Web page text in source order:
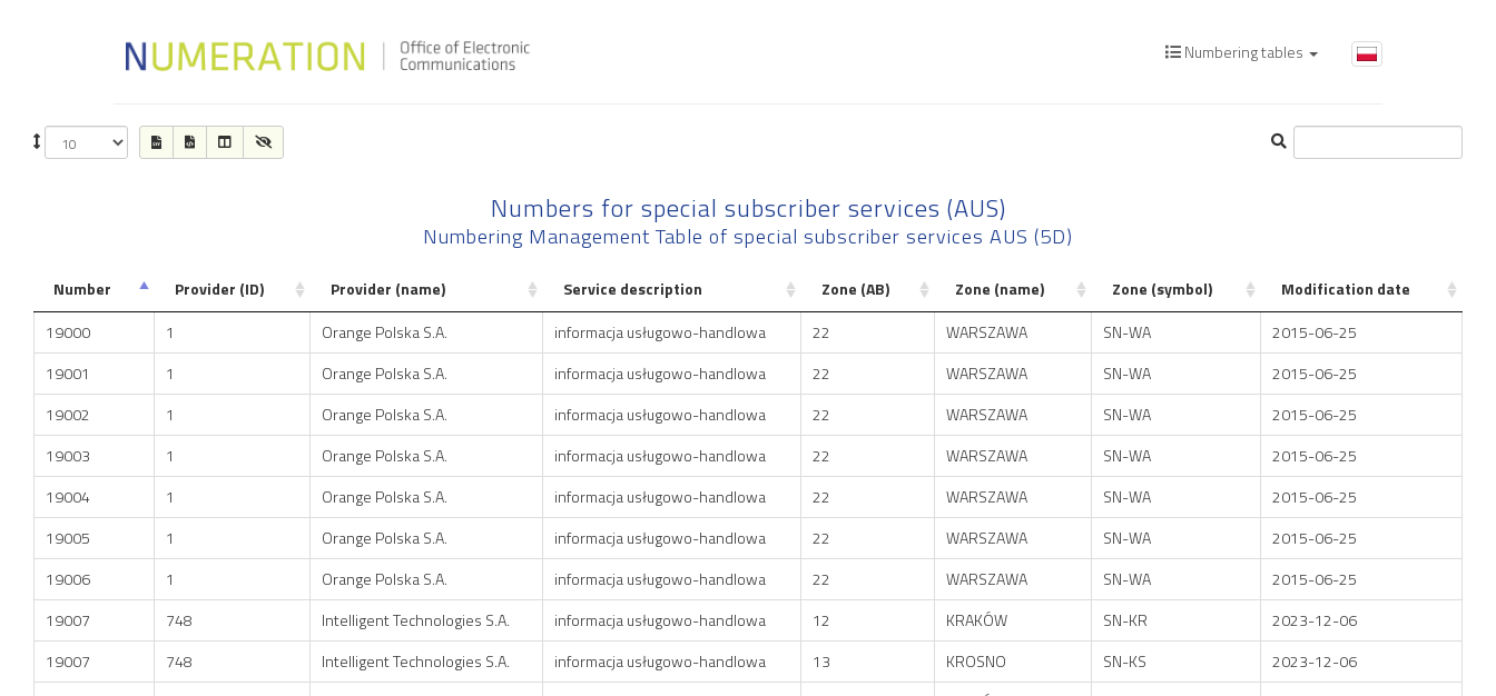
Numbering tables
Numbers for special subscriber services (AUS)
Numbering Management Table of special subscriber services AUS (5D)
Number Provider (ID) Provider (name) Service description Zone (AB) Zone (name) Zone (symbol)
Modification date
19000
1 Orange Polska S.A. informacja usługowo-handlowa 22 WARSZAWA SN-WA
2015-06-25
19001
1 Orange Polska S.A. informacja usługowo-handlowa 22 WARSZAWA SN-WA
2015-06-25
19002
1 Orange Polska S.A. informacja usługowo-handlowa 22 WARSZAWA SN-WA
2015-06-25
19003
1 Orange Polska S.A. informacja usługowo-handlowa 22 WARSZAWA SN-WA
2015-06-25
19004
1 Orange Polska S.A. informacja usługowo-handlowa 22 WARSZAWA SN-WA
2015-06-25
19005
1 Orange Polska S.A. informacja usługowo-handlowa 22 WARSZAWA SN-WA
2015-06-25
19006
1 Orange Polska S.A. informacja usługowo-handlowa 22 WARSZAWA SN-WA
2015-06-25
19007
748 Intelligent Technologies S.A. informacja usługowo-handlowa 12 KRAKÓW SN-KR
2023-12-06
19007
748 Intelligent Technologies S.A. informacja usługowo-handlowa 13 KROSNO SN-KS
2023-12-06